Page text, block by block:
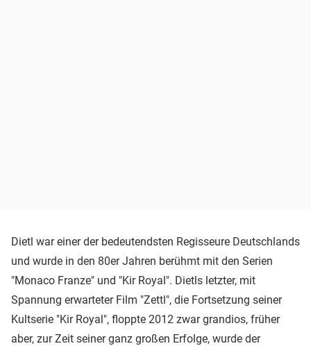
Dietl war einer der bedeutendsten Regisseure Deutschlands
und wurde in den 80er Jahren berühmt mit den Serien
"Monaco Franze" und "Kir Royal". Dietls letzter, mit
Spannung erwarteter Film "Zettl", die Fortsetzung seiner
Kultserie "Kir Royal", floppte 2012 zwar grandios, früher
aber, zur Zeit seiner ganz großen Erfolge, wurde der